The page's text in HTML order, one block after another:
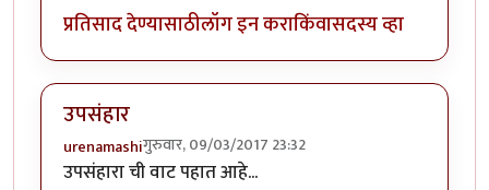
प्रतिसाद देण्यासाठीलॉग इन कराकिंवासदस्य व्हा
उपसंहार
urenamashiगुरुवार, 09/03/2017 23:32
उपसंहारा ची वाट पहात आहे...